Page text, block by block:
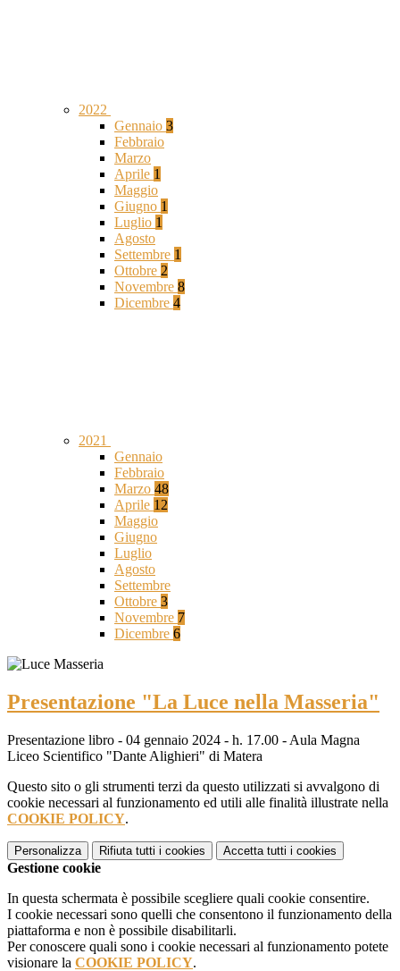
2022
Gennaio 3
Febbraio
Marzo
Aprile 1
Maggio
Giugno 1
Luglio 1
Agosto
Settembre 1
Ottobre 2
Novembre 8
Dicembre 4
2021
Gennaio
Febbraio
Marzo 48
Aprile 12
Maggio
Giugno
Luglio
Agosto
Settembre
Ottobre 3
Novembre 7
Dicembre 6
Presentazione "La Luce nella Masseria"
Presentazione libro - 04 gennaio 2024 - h. 17.00 - Aula Magna
Liceo Scientifico "Dante Alighieri" di Matera
Questo sito o gli strumenti terzi da questo utilizzati si avvalgono di
cookie necessari al funzionamento ed utili alle finalità illustrate nella
COOKIE POLICY.
Personalizza Rifiuta tutti i cookies Accetta tutti i cookies
Gestione cookie
In questa schermata è possibile scegliere quali cookie consentire.
I cookie necessari sono quelli che consentono il funzionamento della
piattaforma e non è possibile disabilitarli.
Per conoscere quali sono i cookie necessari al funzionamento potete
visionare la COOKIE POLICY.